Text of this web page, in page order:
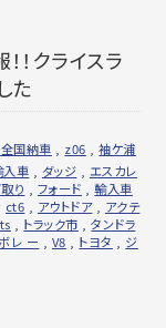
！クライスラ
た
国納車 z06 ,袖ケ浦
入車 ダッジ
エスカレ
り フォード ,輸入車
ct6 アウトドア, アクテ
トラック市 ,タンドラ
レ ー V8 トヨタ
ジ